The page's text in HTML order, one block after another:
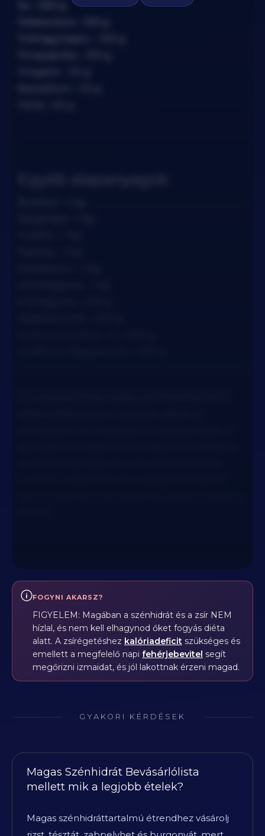
FOGYNI AKARSZ?
FIGYELEM: Magában a szénhidrát és a zsír NEM
hízlal, és nem kell elhagynod őket fogyás diéta
alatt. A zsírégetéshez kalóriadeficit szükséges és
emellett a megfelelő napi fehérjebevitel segít
megőrizni izmaidat, és jól lakottnak érzeni magad.
GYAKORI KÉRDÉSEK
Magas Szénhidrát Bevásárlólista
mellett mik a legjobb ételek?
Magas szénhidráttartalmú étrendhez vásárolj